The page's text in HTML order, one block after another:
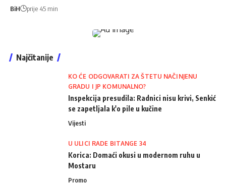
BiH prije 45 min
Najčitanije
KO ĆE ODGOVARATI ZA ŠTETU NAČINJENU
GRADU I JP KOMUNALNO?
Inspekcija presudila: Radnici nisu krivi, Senkić
se zapetljala k'o pile u kučine
Vijesti
U ULICI RADE BITANGE 34
Korica: Domaći okusi u modernom ruhu u
Mostaru
Promo